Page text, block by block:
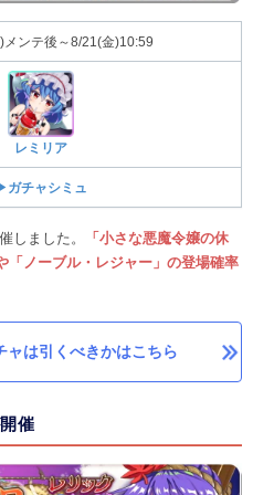
メンテ後～8/21(金)10:59
レミリア
▶ガチャシミュ
しました。
「小さな悪魔令嬢の休
「ノーブル・レジャー」の登場確率
ャは引くべきかはこちら
催